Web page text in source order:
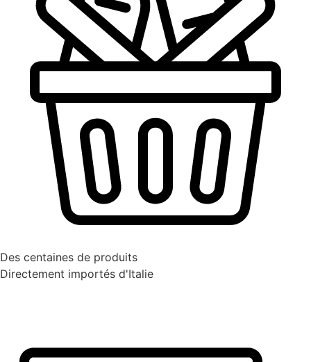
Des centaines de produits
Directement importés d'Italie